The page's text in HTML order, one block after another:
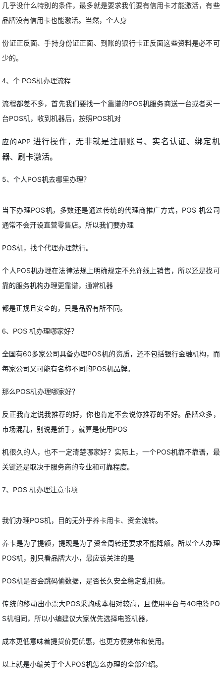
几乎没什么特别的条件，最多就是要求我们要有信用卡才能激活，有些
品牌没有信用卡也能激活。当然，个人身
份证正反面、手持身份证正面、到账的银行卡正反面这些资料是必不可
少的。
4、个 POS机办理流程
流程都差不多，首先我们要找一个靠谱的POS机服务商送一台或者买一
台POS机，收到机器后，按照POS机对
应的APP 进行操作，无非就是注册账号、实名认证、绑定机
器、刷卡激活。
5、个人POS机去哪里办理？
当下办理POS机，多数还是通过传统的代理商推广方式，POS 机公司
通常不会开设直营零售店。所以我们要办理
POS机，找个代理办理就行。
个人POS机办理在法律法规上明确规定不允许线上销售，所以还是找可
靠的服务机构办理更靠谱，通常机器
都是正规且安全的，只是品牌有所不同。
6、POS 机办理哪家好？
全国有60多家公司具备办理POS机的资质，还不包括银行金融机构，而
每家公司又可能有名称不同的POS机品牌。
那么POS机办理哪家好？
反正我肯定说我推荐的好，你也肯定不会说你推荐的不好。品牌众多，
市场混乱，别说是新手，就算是使用POS
机很久的人，也不一定清楚哪家好？实际上，一个POS机靠不靠谱，最
关键还是取决于服务商的专业和可靠程度。
7、POS 机办理注意事项
我们办理POS机，目的无外乎养卡用卡、资金流转。
养卡是为了提额，提现是为了资金周转还要求不能降额。所以个人办理
POS机，别只看品牌大小，最应该关注的是
POS机是否会跳码偷数据，是否长久安全稳定乱扣费。
传统的移动出小票大POS采购成本相对较高，且使用平台与4G电签PO
S机相同，所以小编建议大家优先选择电签机器，
成本更低意味着提货价更优惠，也更方便携带和使用。
以上就是小编关于个人POS机怎么办理的全部介绍。